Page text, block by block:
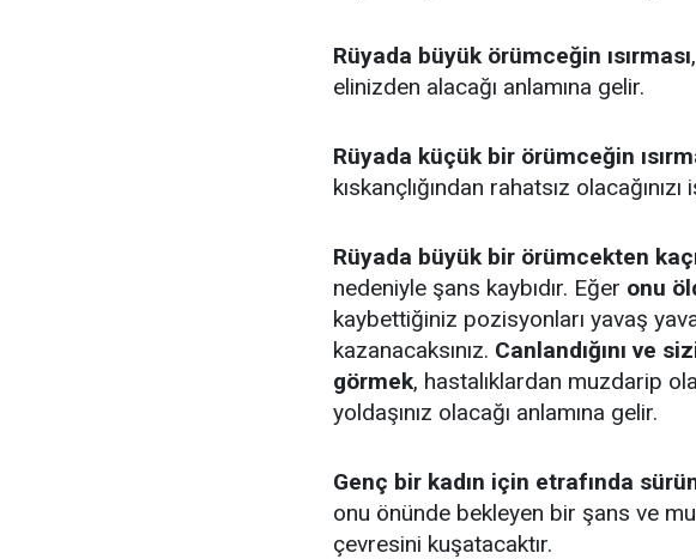
Rüyada büyük örümceğin ısırması
elinizden alacağı anlamına gelir.
Rüyada küçük bir örümceğin
kıskançlığından rahatsız
Rüyada büyük bir örümcekten
nedeniyle şans kaybıdır. Eğer onu
kaybettiğiniz pozisyonları yavaş
kazanacaksınız. Canlandığını ve
görmek, hastalıklardan muzdarip
yoldaşınız olacağı anlamına gelir.
Genç bir kadın için etrafında
onu önünde bekleyen bir şans ve
çevresini kuşatacaktır.